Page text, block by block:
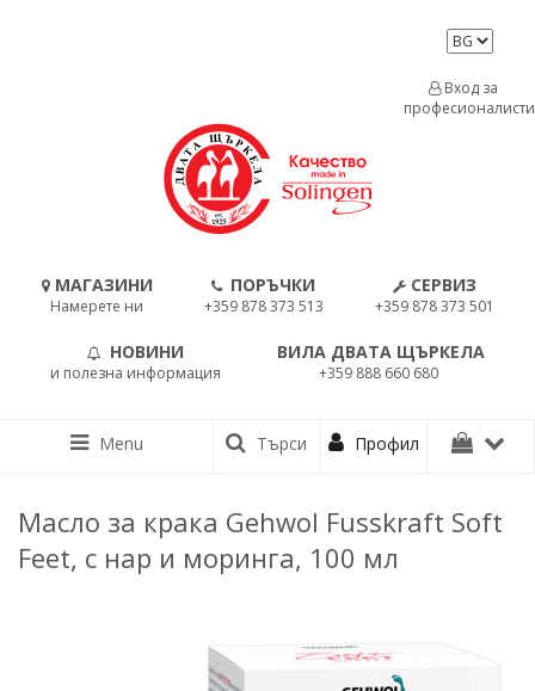
МАГАЗИНИ
Намерете ни
ПОРЪЧКИ
+359 878 373 513
СЕРВИЗ
+359 878 373 501
НОВИНИ
и полезна информация
ВИЛА ДВАТА ЩЪРКЕЛА
+359 888 660 680
Вход за
професионалисти
Menu Търси Профил
Масло за крака Gehwol Fusskraft Soft
Feet, с нар и моринга, 100 мл